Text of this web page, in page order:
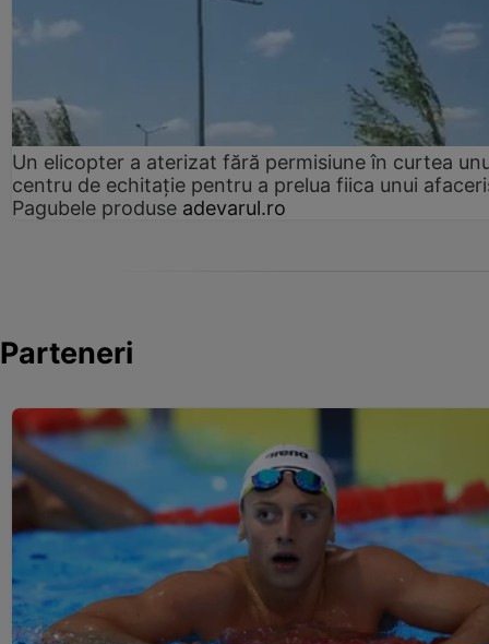
Un elicopter a aterizat fără permisiune în curtea
centru de echitație pentru a prelua fiica unui
Pagubele produse adevarul.ro
Parteneri